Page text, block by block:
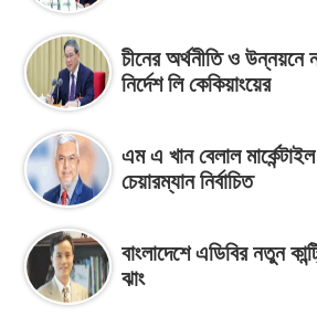
চীনের অর্থনীতি ও উন্নয়নে
নির্দেশ লি কেকিয়াংয়ের
এম এ খান বেলাল
চেয়ারম্যান নির্বাচিত
বাংলাদেশে এডিবির নতুন
ঝাং